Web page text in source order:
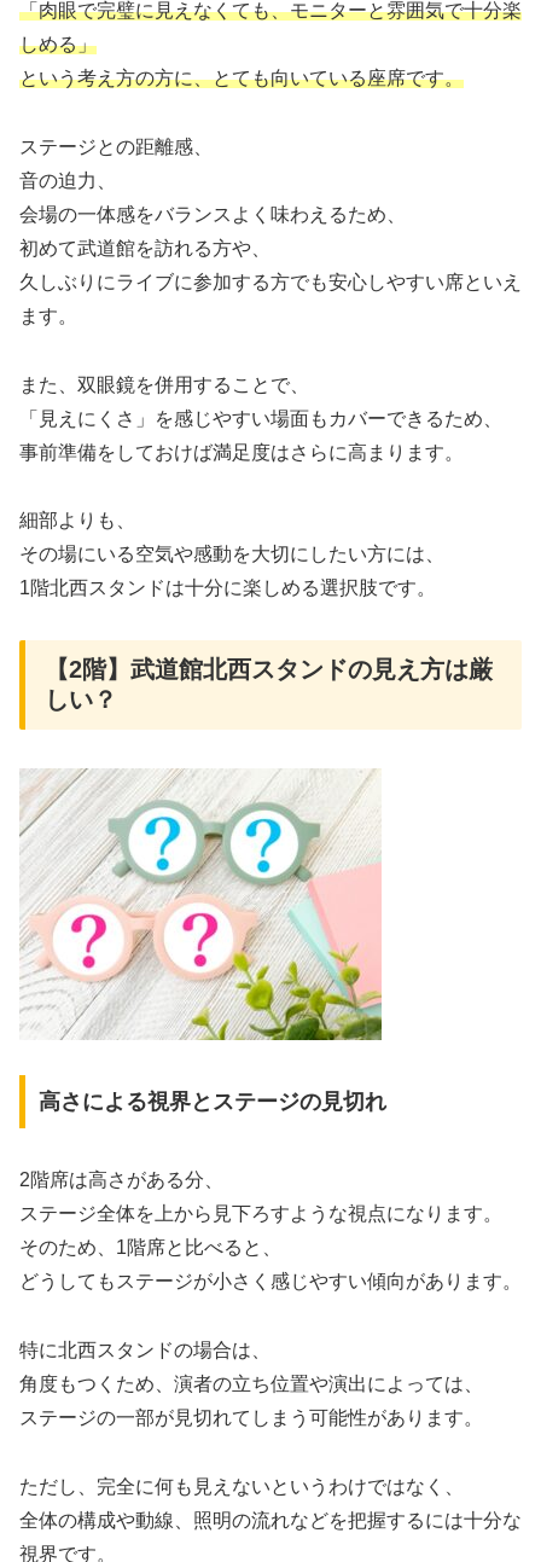
「肉眼で完璧に見えなくても、モニターと雰囲気で十分楽
しめる」
という考え方の方に、とても向いている座席です。
ステージとの距離感、
音の迫力、
会場の一体感をバランスよく味わえるため、
初めて武道館を訪れる方や、
久しぶりにライブに参加する方でも安心しやすい席といえ
ます。
また、双眼鏡を併用することで、
「見えにくさ」を感じやすい場面もカバーできるため、
事前準備をしておけば満足度はさらに高まります。
細部よりも、
その場にいる空気や感動を大切にしたい方には、
1階北西スタンドは十分に楽しめる選択肢です。
【2階】武道館北西スタンドの見え方は厳
しい？
高さによる視界とステージの見切れ
2階席は高さがある分、
ステージ全体を上から見下ろすような視点になります。
そのため、1階席と比べると、
どうしてもステージが小さく感じやすい傾向があります。
特に北西スタンドの場合は、
角度もつくため、演者の立ち位置や演出によっては、
ステージの一部が見切れてしまう可能性があります。
ただし、完全に何も見えないというわけではなく、
全体の構成や動線、照明の流れなどを把握するには十分な
視界です。